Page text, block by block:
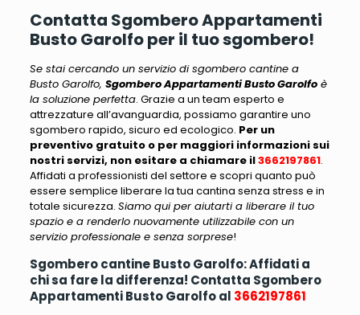
Contatta Sgombero Appartamenti
Busto Garolfo per il tuo sgombero!
Se stai cercando un servizio di sgombero cantine a
Busto Garolfo, Sgombero Appartamenti Busto Garolfoè
la soluzione perfetta. Grazie a un team esperto e
attrezzature all’avanguardia, possiamo garantire uno
sgombero rapido, sicuro ed ecologico. Per un
preventivo gratuito o per maggiori informazioni sui
nostri servizi, non esitare a chiamare il3662197861.
Affidati a professionisti del settore e scopri quanto può
essere semplice liberare la tua cantina senza stress e in
totale sicurezza. Siamo qui per aiutarti a liberare il tuo
spazio e a renderlo nuovamente utilizzabile con un
servizio professionale e senza sorprese!
Sgombero cantine Busto Garolfo: Affidati a
chi sa fare la differenza! Contatta Sgombero
Appartamenti Busto Garolfo al 3662197861